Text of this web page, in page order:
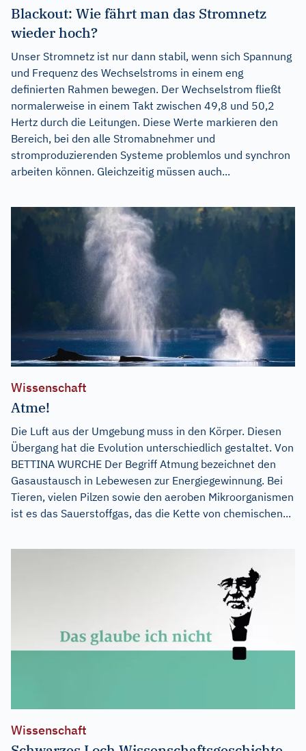
Blackout: Wie fährt man das Stromnetz
wieder hoch?
Unser Stromnetz ist nur dann stabil, wenn sich Spannung
und Frequenz des Wechselstroms in einem eng
definierten Rahmen bewegen. Der Wechselstrom fließt
normalerweise in einem Takt zwischen 49,8 und 50,2
Hertz durch die Leitungen. Diese Werte markieren den
Bereich, bei den alle Stromabnehmer und
stromproduzierenden Systeme problemlos und synchron
arbeiten können. Gleichzeitig müssen auch...
Wissenschaft
Atme!
Die Luft aus der Umgebung muss in den Körper. Diesen
Übergang hat die Evolution unterschiedlich gestaltet. Von
BETTINA WURCHE Der Begriff Atmung bezeichnet den
Gasaustausch in Lebewesen zur Energiegewinnung. Bei
Tieren, vielen Pilzen sowie den aeroben Mikroorganismen
ist es das Sauerstoffgas, das die Kette von chemischen...
Wissenschaft